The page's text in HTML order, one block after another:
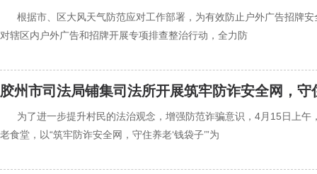
根据市、区大风天气防范应对工作部署，为有效防止户外广告招牌
对辖区内户外广告和招牌开展专项排查整治行动，全力防
胶州市司法局铺集司法所开展筑牢防诈安全网，
为了进一步提升村民的法治观念，增强防范诈骗意识，4月15日上
老食堂，以“筑牢防诈安全网，守住养老‘钱袋子’”为